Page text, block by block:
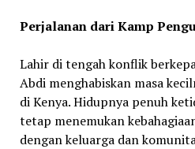
Perjalanan dari Kamp
Lahir di tengah konflik
Abdi menghabiskan masa
di Kenya. Hidupnya penuh
tetap menemukan
dengan keluarga dan